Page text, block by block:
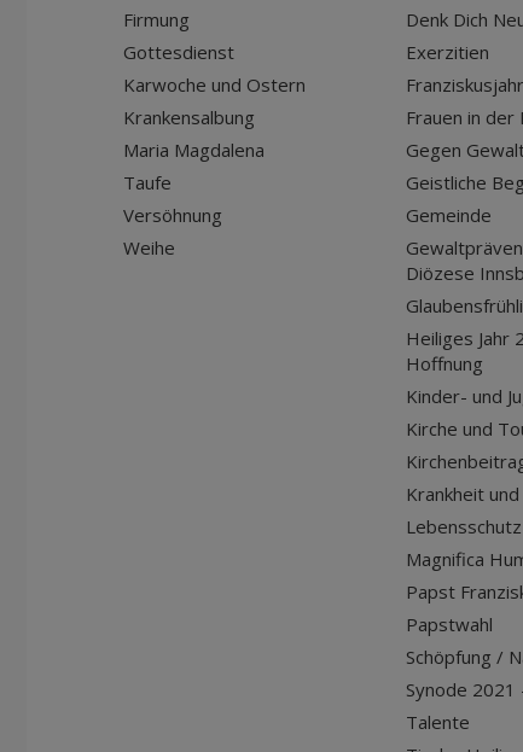
Firmung
Gottesdienst
Karwoche und Ostern
Krankensalbung
Maria Magdalena
Taufe
Versöhnung
Weihe
Denk Dich
Exerzitien
Frauen in der
Gegen
Geistliche
Gemeinde
Diözese
Heiliges Jahr
Hoffnung
Kinder- und
Kirche und
Krankheit
Lebensschutz
Magnifica
Papst
Papstwahl
Schöpfung /
Synode 2021
Talente